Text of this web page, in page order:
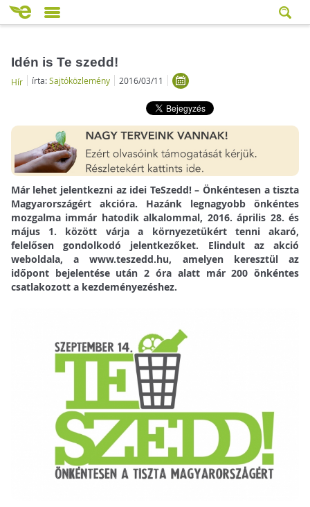
Idén is Te szedd!
Hír írta:Sajtóközlemény 2016/03/11
Már lehet jelentkezni az idei TeSzedd! – Önkéntesen a tiszta
Magyarországért akcióra. Hazánk legnagyobb önkéntes
mozgalma immár hatodik alkalommal, 2016. április 28. és
május 1. között várja a környezetükért tenni akaró,
felelősen gondolkodó jelentkezőket. Elindult az akció
weboldala, a www.teszedd.hu, amelyen keresztül az
időpont bejelentése után 2 óra alatt már 200 önkéntes
csatlakozott a kezdeményezéshez.